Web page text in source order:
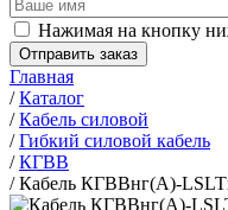
Нажимая на кнопку
Отправить заказ
Главная
/Каталог
/Кабель силовой
/Гибкий силовой кабель
/КГВВ
/Кабель КГВВнг(А)-